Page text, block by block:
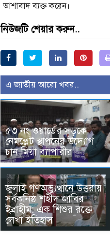
আশাবাদ ব্যক্ত করেন।
নিউজটি শেয়ার করুন..
এ জাতীয় আরো খবর..
৫৩ নং ওয়ার্ডের সড়কে
নেমপ্লেট স্থাপনের উদ্যোগ
চান মিয়া ব্যাপারীর
জুলাই গণঅভ্যুত্থানে উত্তরায়
সর্বকনিষ্ঠ শহীদ জাবির
ইব্রাহীম: এক শিশুর রক্তে
লেখা ইতিহাস